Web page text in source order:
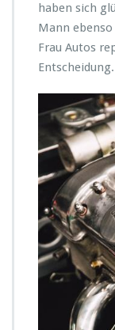
haben sich
Mann
Frau Autos
Entscheidung.